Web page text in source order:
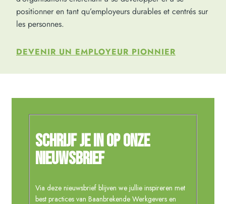
positionner en tant qu’employeurs durables et centrés sur
les personnes.
DEVENIR UN EMPLOYEUR PIONNIER